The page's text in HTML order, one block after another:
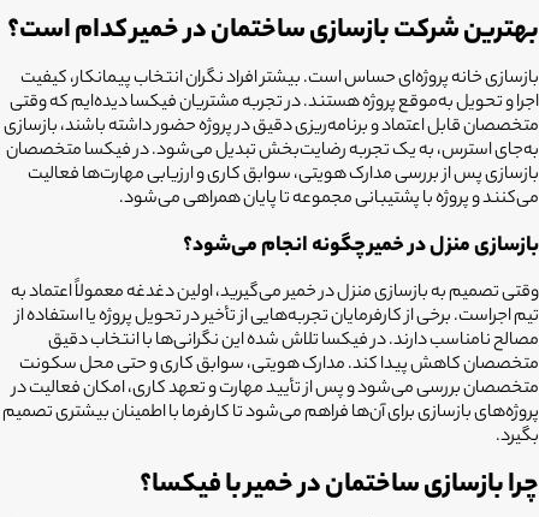
بهترین شرکت بازسازی ساختمان در خمیر کدام است؟
بازسازی خانه پروژه‌ای حساس است. بیشتر افراد نگران انتخاب پیمانکار، کیفیت
اجرا و تحویل به‌موقع پروژه هستند. در تجربه مشتریان فیکسا دیده‌ایم که وقتی
متخصصان قابل اعتماد و برنامه‌ریزی دقیق در پروژه حضور داشته باشند، بازسازی
به‌جای استرس، به یک تجربه رضایت‌بخش تبدیل می‌شود. در فیکسا متخصصان
بازسازی پس از بررسی مدارک هویتی، سوابق کاری و ارزیابی مهارت‌ها فعالیت
می‌کنند و پروژه با پشتیبانی مجموعه تا پایان همراهی می‌شود.
بازسازی منزل در خمیر چگونه انجام می‌شود؟
وقتی تصمیم به بازسازی منزل در خمیر می‌گیرید، اولین دغدغه معمولاً اعتماد به
تیم اجراست. برخی از کارفرمایان تجربه‌هایی از تأخیر در تحویل پروژه یا استفاده از
مصالح نامناسب دارند. در فیکسا تلاش شده این نگرانی‌ها با انتخاب دقیق
متخصصان کاهش پیدا کند. مدارک هویتی، سوابق کاری و حتی محل سکونت
متخصصان بررسی می‌شود و پس از تأیید مهارت و تعهد کاری، امکان فعالیت در
پروژه‌های بازسازی برای آن‌ها فراهم می‌شود تا کارفرما با اطمینان بیشتری تصمیم
بگیرد.
چرا بازسازی ساختمان در خمیر با فیکسا؟